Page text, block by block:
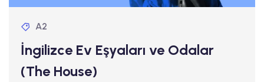
A2
İngilizce Ev Eşyaları ve Odalar
(The House)